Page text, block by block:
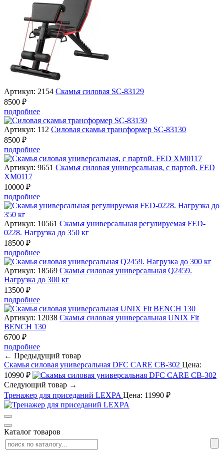
Артикул: 2154 Скамья силовая SC-83129
8500 ₽
подробнее
Артикул: 112 Силовая скамья трансформер SC-83130
8500 ₽
подробнее
Артикул: 9651 Скамья силовая универсальная, с партой. FED
XM0117
10000 ₽
подробнее
Артикул: 10561 Скамья универсальная регулируемая FED-
0228. Нагрузка до 350 кг
18500 ₽
подробнее
Артикул: 18569 Скамья силовая универсальная Q2459.
Нагрузка до 300 кг
13500 ₽
подробнее
Артикул: 12038 Скамья силовая универсальная UNIX Fit
BENCH 130
6700 ₽
подробнее
← Предыдущий товар
Скамья силовая универсальная DFC CARE CB-302 Цена:
10990 ₽
Следующий товар →
Тренажер для приседаний LEXPA Цена: 11990 ₽
Каталог товаров